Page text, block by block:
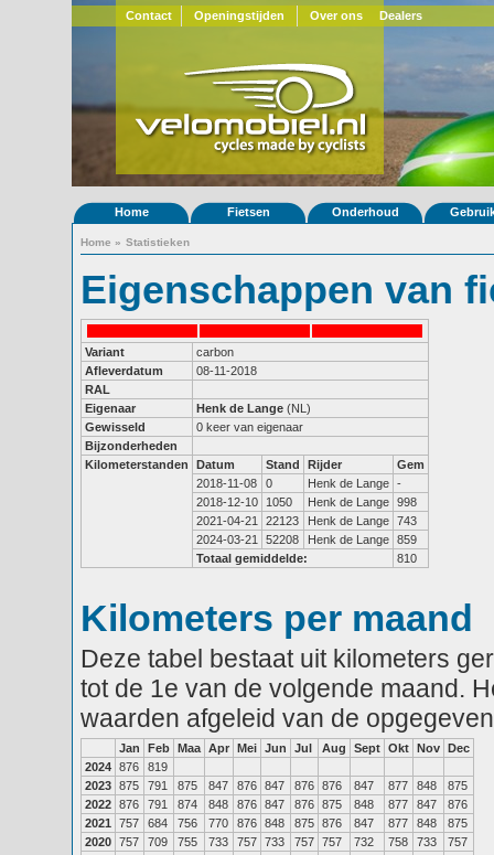
Contact Openingstijden Over ons Dealers
Home Fietsen Onderhoud
Home » Statistieken
Eigenschappen van
Variant
carbon
Afleverdatum
08-11-2018
RAL
Eigenaar
Henk de Lange (NL)
Gewisseld
0 keer van eigenaar
Bijzonderheden
Kilometerstanden
Datum Stand Rijder
Gem
2018-11-08
0 Henk de Lange -
2018-12-10
1050 Henk de Lange 998
2021-04-21
22123 Henk de Lange 743
2024-03-21
52208 Henk de Lange 859
Totaal gemiddelde:
810
Kilometers per maand
Deze tabel bestaat uit kilometers
tot de 1e van de volgende maand.
waarden afgeleid van de
Jan Feb Maa Apr Mei Jun Jul Aug Sept Okt Nov Dec
2024 876
819
2023 875 791 875 847 876 847 876 876 847 877 848
875
2022 876 791 874 848 876 847 876 875 848 877 847
876
2021
757 684 756 770 876 848 875 876 847 877 848
875
2020 757 709 755 733 757 733 757 757 732 758 733
757